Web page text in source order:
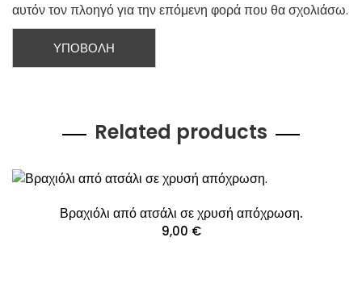
αυτόν τον πλοηγό για την επόμενη φορά που θα σχολιάσω.
Related products
Βραχιόλι από ατσάλι σε χρυσή απόχρωση.
9,00 €